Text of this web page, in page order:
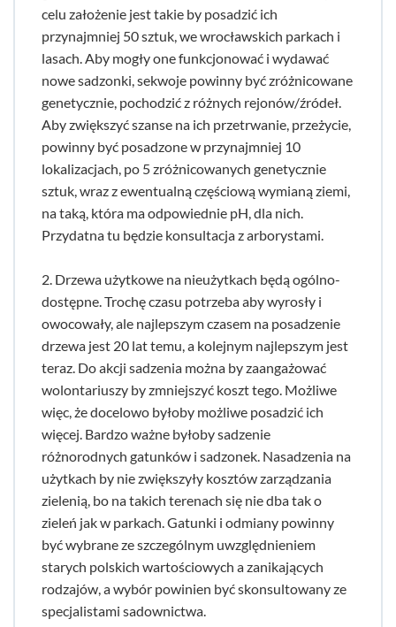
celu założenie jest takie by posadzić ich
przynajmniej 50 sztuk, we wrocławskich parkach i
lasach. Aby mogły one funkcjonować i wydawać
nowe sadzonki, sekwoje powinny być zróżnicowane
genetycznie, pochodzić z różnych rejonów/źródeł.
Aby zwiększyć szanse na ich przetrwanie, przeżycie,
powinny być posadzone w przynajmniej 10
lokalizacjach, po 5 zróżnicowanych genetycznie
sztuk, wraz z ewentualną częściową wymianą ziemi,
na taką, która ma odpowiednie pH, dla nich.
Przydatna tu będzie konsultacja z arborystami.
2. Drzewa użytkowe na nieużytkach będą ogólno-
dostępne. Trochę czasu potrzeba aby wyrosły i
owocowały, ale najlepszym czasem na posadzenie
drzewa jest 20 lat temu, a kolejnym najlepszym jest
teraz. Do akcji sadzenia można by zaangażować
wolontariuszy by zmniejszyć koszt tego. Możliwe
więc, że docelowo byłoby możliwe posadzić ich
więcej. Bardzo ważne byłoby sadzenie
różnorodnych gatunków i sadzonek. Nasadzenia na
użytkach by nie zwiększyły kosztów zarządzania
zielenią, bo na takich terenach się nie dba tak o
zieleń jak w parkach. Gatunki i odmiany powinny
być wybrane ze szczególnym uwzględnieniem
starych polskich wartościowych a zanikających
rodzajów, a wybór powinien być skonsultowany ze
specjalistami sadownictwa.